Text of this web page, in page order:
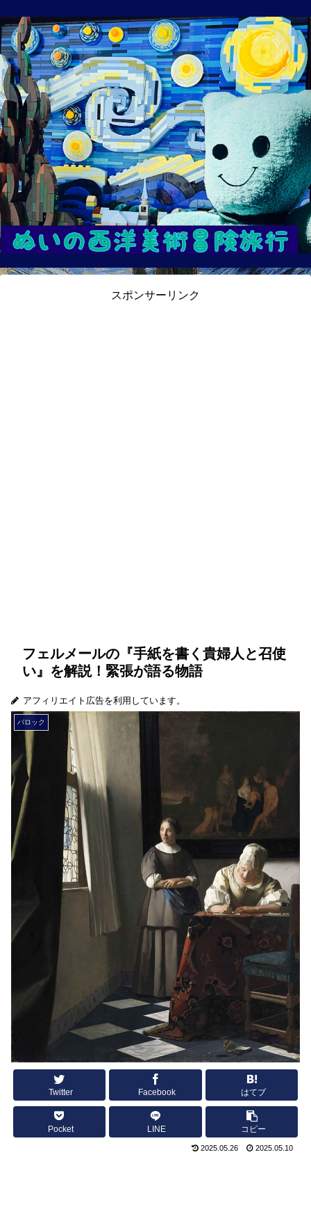
スポンサーリンク
フェルメールの『手紙を書く貴婦人と召使
い』を解説！緊張が語る物語
アフィリエイト広告を利用しています。
バロック
Twitter Facebook はてブ
Pocket LINE コピー
2025.05.26 2025.05.10